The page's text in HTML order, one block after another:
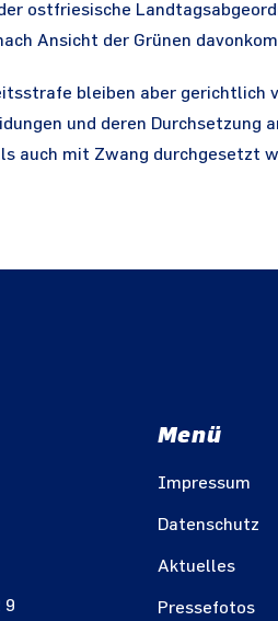
ostfriesische
Ansicht der Grünen
bleiben aber gerichtlich
und deren Durchsetzung
auch mit Zwang durchgesetzt
9
Menü
Impressum
Datenschutz
Aktuelles
Pressefotos